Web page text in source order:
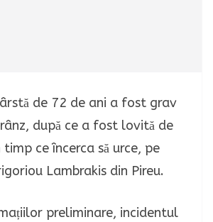
de 72 de ani a fost grav
după ce a fost lovită de
ce încerca să urce, pe
Lambrakis din Pireu.
preliminare, incidentul